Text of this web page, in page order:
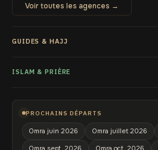
Voir toutes les agences →
GUIDES & HAJJ
ISLAM & PRIÈRE
PROCHAINS DÉPARTS
Omra juin 2026 Omra juillet 2026
Omra sept. 2026 Omra oct. 2026